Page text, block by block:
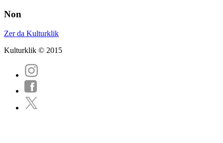
Non
Zer da Kulturklik
Kulturklik © 2015